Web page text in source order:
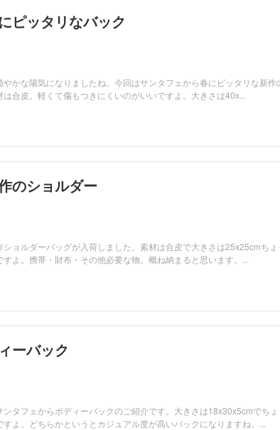
ピッタリなバック
かな陽気になりましたね。今回はサンタフェから春にピッタリな新作
合皮。軽くて傷もつきにくいのがいいですよ。大きさは40x...
のショルダー
ョルダーバッグが入荷しました。素材は合皮で大きさは25x25cmちょ
よ。携帯・財布・その他必要な物。概ね納まると思います。...
ーバック
タフェからボディーバックのご紹介です。大きさは18x30x5cmでち
よ。どちらかというとカジュアル度が高いバックになりますね。...